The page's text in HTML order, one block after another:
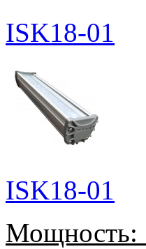
ISK18-01
ISK18-01
Мощность: